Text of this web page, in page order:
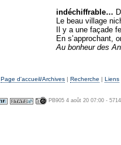
indéchiffrable…
Le beau village
Il y a une façade
En s’approchant,
Au bonheur des
Page d'accueil/Archives | Recherche | Liens
PB905 4 août 20 07:00 -